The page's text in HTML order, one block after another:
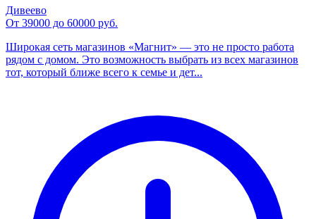
Дивеево
От 39000 до 60000 руб.
Широкая сеть магазинов «Магнит» — это не просто работа
рядом с домом. Это возможность выбрать из всех магазинов
тот, который ближе всего к семье и дет...